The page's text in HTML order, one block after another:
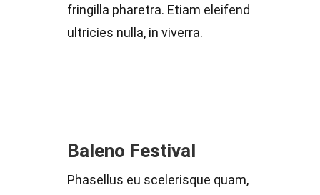
fringilla pharetra. Etiam eleifend
ultricies nulla, in viverra.
Baleno Festival
Phasellus eu scelerisque quam,